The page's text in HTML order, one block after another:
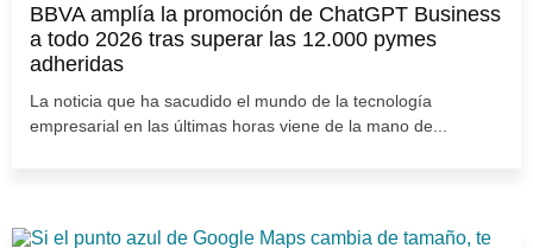
BBVA amplía la promoción de ChatGPT Business
a todo 2026 tras superar las 12.000 pymes
adheridas
La noticia que ha sacudido el mundo de la tecnología
empresarial en las últimas horas viene de la mano de...